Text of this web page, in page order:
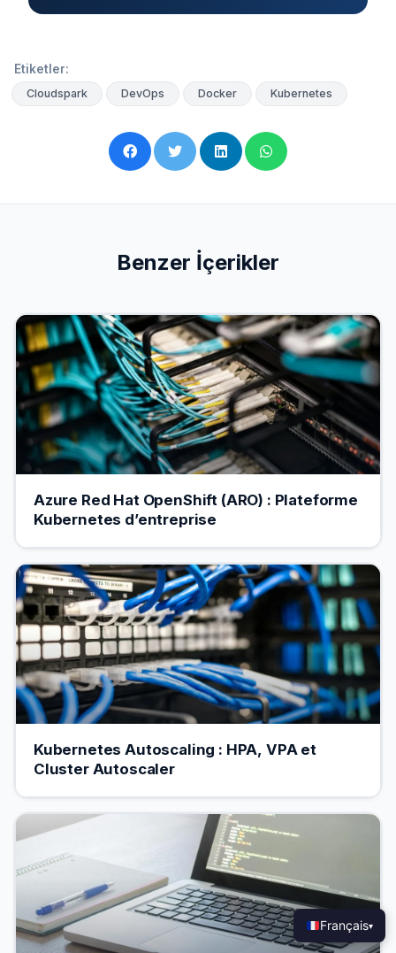
Etiketler:
Cloudspark DevOps Docker Kubernetes
Benzer İçerikler
Azure Red Hat OpenShift (ARO) : Plateforme
Kubernetes d’entreprise
Kubernetes Autoscaling : HPA, VPA et
Cluster Autoscaler
Français▾